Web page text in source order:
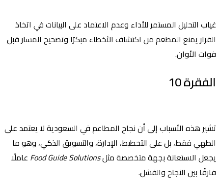
غياب التحليل المستمر للأداء وعدم الاعتماد على البيانات في اتخاذ
القرار يمنع المطعم من اكتشاف الأخطاء مبكرًا وتصحيح المسار قبل
فوات الأوان.
الفقرة 10
تشير هذه الأسباب إلى أن نجاح المطاعم في السعودية لا يعتمد على
الطهي فقط، بل على التخطيط، الإدارة، والتسويق الذكي، وهو ما
يجعل الاستعانة بجهة متخصصة مثلFood Guide Solutionsعاملًا
فارقًا بين النجاح والفشل.